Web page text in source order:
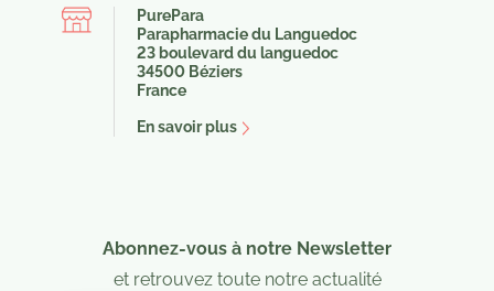
PurePara
Parapharmacie du Languedoc
23 boulevard du languedoc
34500 Béziers
France
En savoir plus
Abonnez-vous à notre Newsletter
et retrouvez toute notre actualité